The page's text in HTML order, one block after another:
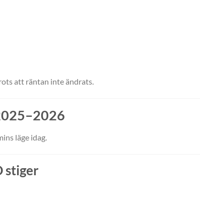
att räntan inte ändrats.
läge idag.
stiger